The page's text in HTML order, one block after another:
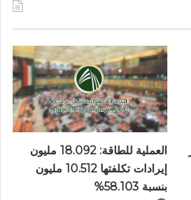
العملية للطاقة: 18.092 مليون
إيرادات تكلفتها 10.512 مليون
بنسبة 58.103%